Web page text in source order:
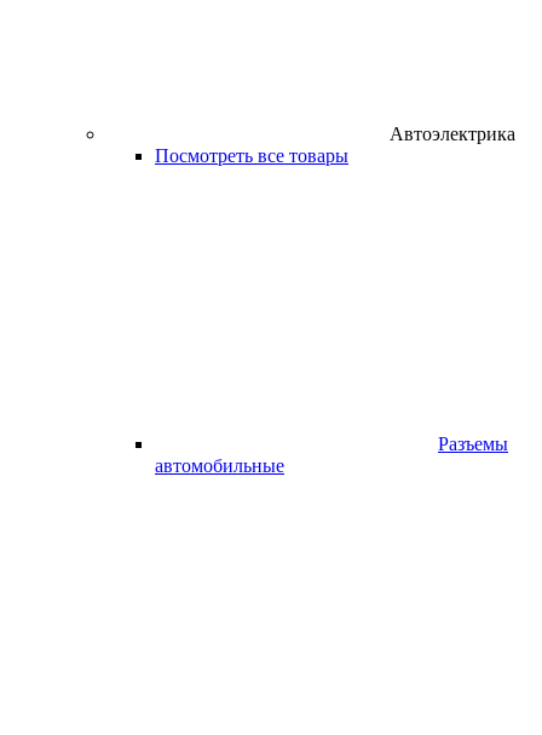
Автоэлектрика
Посмотреть все товары
Разъемы
автомобильные